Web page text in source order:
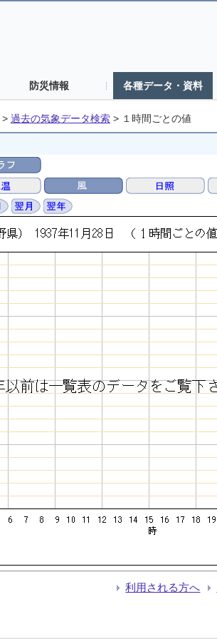
防災情報 各種データ・資料
> 過去の気象データ検索 > １時間ごとの値
利用される方へ